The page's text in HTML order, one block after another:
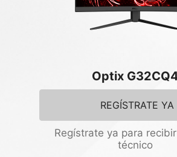
Optix
REGÍSTRATE YA
Regístrate ya para
técnico